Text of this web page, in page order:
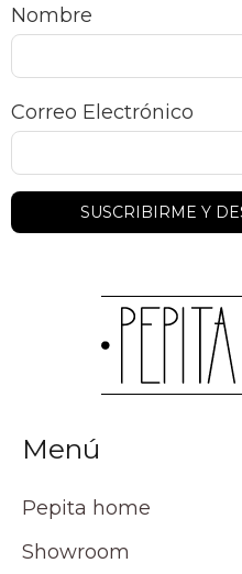
Nombre
Correo Electrónico
Menú
Pepita home
Showroom